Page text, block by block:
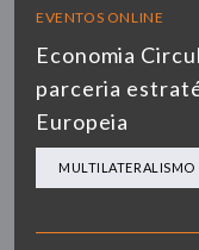
EVENTOS ONLINE
Economia
parceria
Europeia
MULTILATERALISMO